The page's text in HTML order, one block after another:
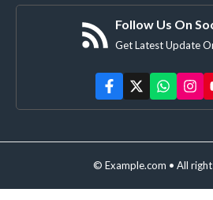
Follow Us On
Get Latest Update
© Example.com • All